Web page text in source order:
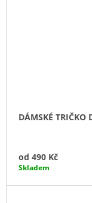
DÁMSKÉ TRIČKO
od 490 Kč
Skladem